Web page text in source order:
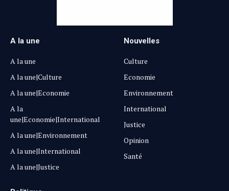
A la une
A la une
A la une|Culture
A la une|Economie
A la
une|Economie|International
A la une|Environnement
A la une|International
A la une|Justice
Nouvelles
Culture
Economie
Environnement
International
Justice
Opinion
Santé